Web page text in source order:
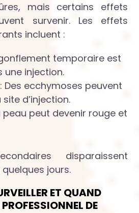
mais certains effets
survenir. Les effets
incluent :
temporaire est
une injection.
: Des ecchymoses peuvent
d’injection.
peau peut devenir rouge et
disparaissent
jours.
ET QUAND
DE